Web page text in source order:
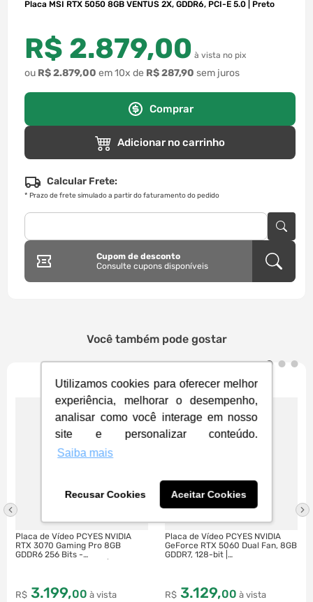
Utilizamos cookies para oferecer melhor
experiência, melhorar o desempenho,
analisar como você interage em nosso
site e personalizar conteúdo.
Saiba mais
Recusar Cookies Aceitar Cookies
Placa MSI RTX 5050 8GB VENTUS 2X, GDDR6, PCI-E 5.0 | Preto
R$ 2.879,00 à vista no pix
ou R$2.879,00 em10x de R$287,90 sem juros
Comprar
Adicionar no carrinho
Calcular Frete:
* Prazo de frete simulado a partir do faturamento do pedido
Cupom de desconto
Consulte cupons disponíveis
Você também pode gostar
Placa de Vídeo PCYES NVIDIA
RTX 3070 Gaming Pro 8GB
GDDR6 256 Bits -
R$ 3.199,00 à vista
Placa de Vídeo PCYES NVIDIA
GeForce RTX 5060 Dual Fan, 8GB
GDDR7, 128-bit |
R$ 3.129,00 à vista